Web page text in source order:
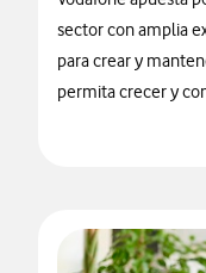
sector con amplia
para crear y
permita crecer y